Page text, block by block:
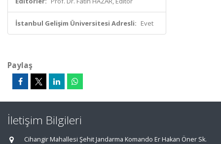
İstanbul Gelişim Üniversitesi Adresli: Evet
Paylaş
İletişim Bilgileri
Cihangir Mahallesi Şehit Jandarma Komando Er Hakan Öner Sk.